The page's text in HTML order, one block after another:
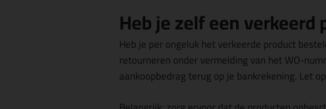
Heb je zelf een
Heb je per ongeluk het verkeerde product
retourneren onder vermelding van het WO-
aankoopbedrag terug op je bankrekening. Let